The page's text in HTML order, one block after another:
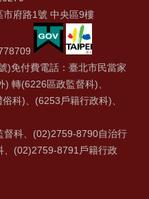
府路1號 中央區9樓
)免付費電話：臺北市民當家
轉(6226區政監督科)、
科)、(6253戶籍行政科)、
科、(02)2759-8790自治行
(02)2759-8791戶籍行政